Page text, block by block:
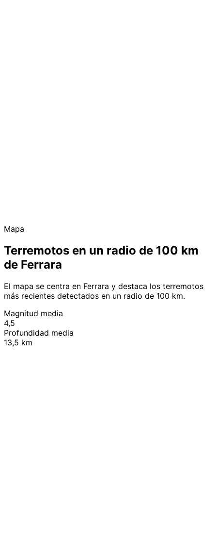
Mapa
Terremotos en un radio de 100 km
de Ferrara
El mapa se centra en Ferrara y destaca los terremotos
más recientes detectados en un radio de 100 km.
Magnitud media
4,5
Profundidad media
13,5 km